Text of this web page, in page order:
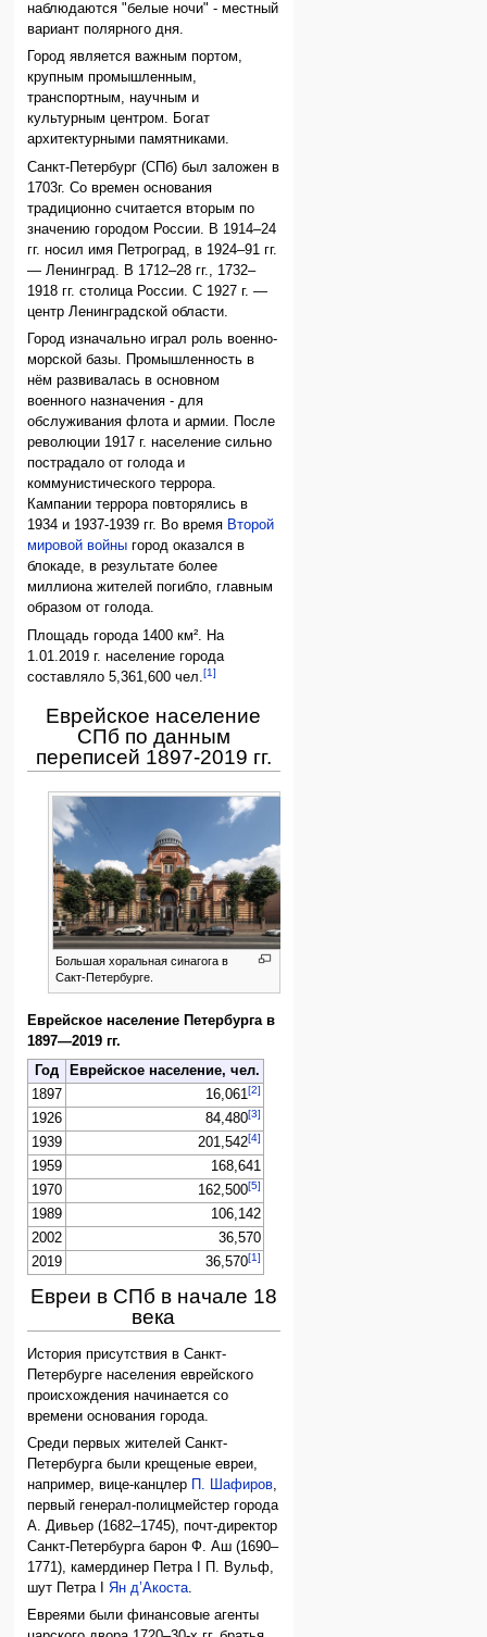
наблюдаются "белые ночи" - местный
вариант полярного дня.
Город является важным портом,
крупным промышленным,
транспортным, научным и
культурным центром. Богат
архитектурными памятниками.
Санкт-Петербург (СПб) был заложен в
1703г. Со времен основания
традиционно считается вторым по
значению городом России. В 1914–24
гг. носил имя Петроград, в 1924–91 гг.
— Ленинград. В 1712–28 гг., 1732–
1918 гг. столица России. С 1927 г. —
центр Ленинградской области.
Город изначально играл роль военно-
морской базы. Промышленность в
нём развивалась в основном
военного назначения - для
обслуживания флота и армии. После
революции 1917 г. население сильно
пострадало от голода и
коммунистического террора.
Кампании террора повторялись в
1934 и 1937-1939 гг. Во время Второй
мировой войны город оказался в
блокаде, в результате более
миллиона жителей погибло, главным
образом от голода.
Площадь города 1400 км². На
1.01.2019 г. население города
составляло 5,361,600 чел.[1]
Еврейское население
СПб по данным
переписей 1897-2019 гг.
Большая хоральная синагога в
Сакт-Петербурге.
Еврейское население Петербурга в
1897—2019 гг.
Год
Еврейское население, чел.
1897
16,061[2]
1926 84,480[3]
1939 201,542[4]
1959
168,641
1970
162,500[5]
1989
106,142
2002
36,570
2019
36,570[1]
Евреи в СПб в начале 18
века
История присутствия в Санкт-
Петербурге населения еврейского
происхождения начинается со
времени основания города.
Среди первых жителей Санкт-
Петербурга были крещеные евреи,
например, вице-канцлер
П. Шафиров,
первый генерал-полицмейстер города
А. Дивьер (1682–1745), почт-директор
Санкт-Петербурга барон Ф. Аш (1690–
1771), камердинер Петра I П. Вульф,
шут Петра IЯн д’Акоста.
Евреями были финансовые агенты